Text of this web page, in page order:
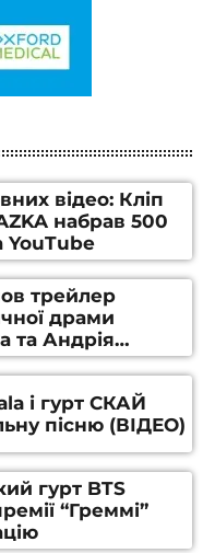
відео: Кліп
набрав 500
YouTube
трейлер
драми
та Андрія
і гурт СКАЙ
пісню (ВІДЕО)
гурт BTS
“Греммі”